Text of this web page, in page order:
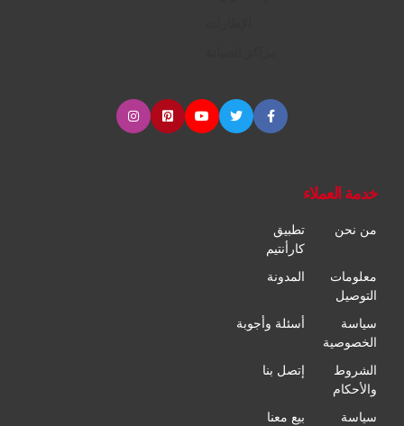
خدمة العملاء
من نحن
تطبيق
كارأنتيم
معلومات
التوصيل
المدونة
سياسة
الخصوصية
أسئلة وأجوبة
الشروط
والأحكام
إتصل بنا
سياسة بيع معنا